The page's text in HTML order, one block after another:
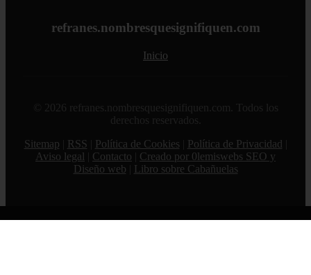
refranes.nombresquesignifiquen.com
Inicio
© 2026 refranes.nombresquesignifiquen.com. Todos los
derechos reservados.
Sitemap
RSS Política de Cookies Política de Privacidad
Aviso legal
Contacto
Creado por 0lemiswebs SEO y
Diseño web
Libro sobre Cabañuelas